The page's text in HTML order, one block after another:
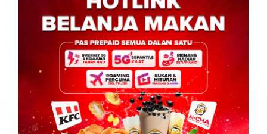
‘Kembalikan mandat kepada Abdul Rahman di KB’ Mohd
Syukrie Johary KOTA BELUD: Parti Bersatu Sabah (PBS)
Bahagian Tempasuk meminta penduduk Kota Belud memberi
mandat sekal […]